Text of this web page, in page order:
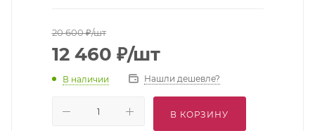
20 600₽/шт
12 460 ₽/шт
В наличии Нашли дешевле?
В КОРЗИНУ